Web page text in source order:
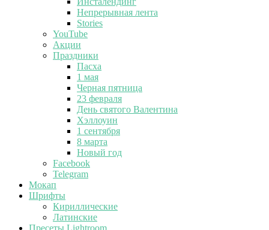
Непрерывная лента
Stories
YouTube
Акции
Праздники
Пасха
1 мая
Черная пятница
23 февраля
День святого Валентина
Хэллоуин
1 сентября
8 марта
Новый год
Facebook
Telegram
Мокап
Шрифты
Кириллические
Латинские
Пресеты Lightroom